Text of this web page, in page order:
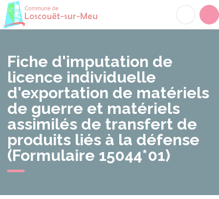
Fiche d'imputation de
licence individuelle
d'exportation de matériels
de guerre et matériels
assimilés de transfert de
produits liés à la défense
(Formulaire 15044*01)